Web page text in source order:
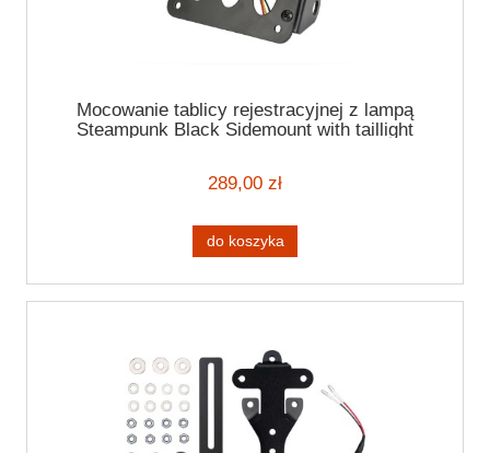
Mocowanie tablicy rejestracyjnej z lampą
Steampunk Black Sidemount with taillight
289,00 zł
do koszyka